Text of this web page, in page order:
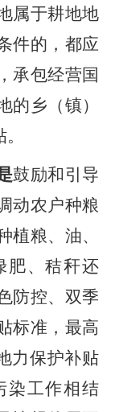
属于耕地地
件的，都应
承包经营国
的 乡（镇）
鼓励和引导
动农户种粮
植粮、油、
肥、秸秆还
防控、双季
标准，最高
力保护补贴
染工作相结